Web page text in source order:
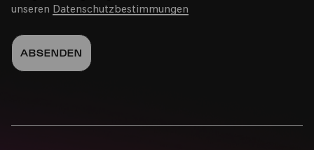
04.11.2022
16:00
unseren Datenschutzbestimmungen